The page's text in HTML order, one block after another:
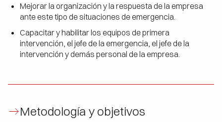
Mejorar la organización y la respuesta de la empresa
ante este tipo de situaciones de emergencia.
Capacitar y habilitar los equipos de primera
intervención, el jefe de la emergencia, el jefe de la
intervención y demás personal de la empresa.
Metodología y objetivos